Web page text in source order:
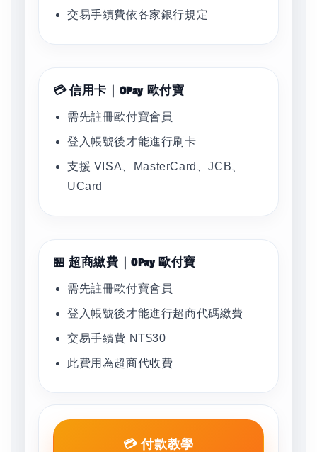
交易手續費依各家銀行規定
💳 信用卡｜OPay 歐付寶
需先註冊歐付寶會員
登入帳號後才能進行刷卡
支援 VISA、MasterCard、JCB、
UCard
🏪 超商繳費｜OPay 歐付寶
需先註冊歐付寶會員
登入帳號後才能進行超商代碼繳費
交易手續費 NT$30
此費用為超商代收費
💳 付款教學